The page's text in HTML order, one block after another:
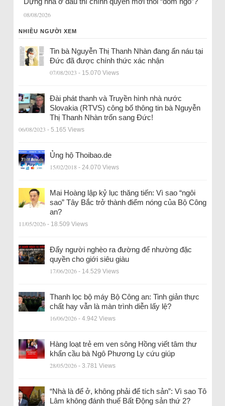
08/08/2026
NHIỀU NGƯỜI XEM
Tin bà Nguyễn Thị Thanh Nhàn đang ẩn náu tại
Đức đã được chính thức xác nhận
07/08/2023 - 15.070 Views
Đài phát thanh và Truyền hình nhà nước
Slovakia (RTVS) công bố thông tin bà Nguyễn
Thị Thanh Nhàn trốn sang Đức!
06/08/2023 - 5.165 Views
Ủng hộ Thoibao.de
15/02/2018 - 24.070 Views
Mai Hoàng lập kỷ lục thăng tiến: Vì sao “ngôi
sao” Tây Bắc trở thành điểm nóng của Bộ Công
an?
11/05/2026 - 18.509 Views
Đẩy người nghèo ra đường để nhường đặc
quyền cho giới siêu giàu
17/06/2026 - 14.529 Views
Thanh lọc bộ máy Bộ Công an: Tinh giản thực
chất hay vẫn là màn trình diễn lấy lệ?
16/06/2026 - 4.942 Views
Hàng loạt trẻ em ven sông Hồng viết tâm thư
khẩn cầu bà Ngô Phương Ly cứu giúp
28/05/2026 - 3.781 Views
“Nhà là để ở, không phải để tích sản”: Vì sao Tô
Lâm không đánh thuế Bất Động sản thứ 2?